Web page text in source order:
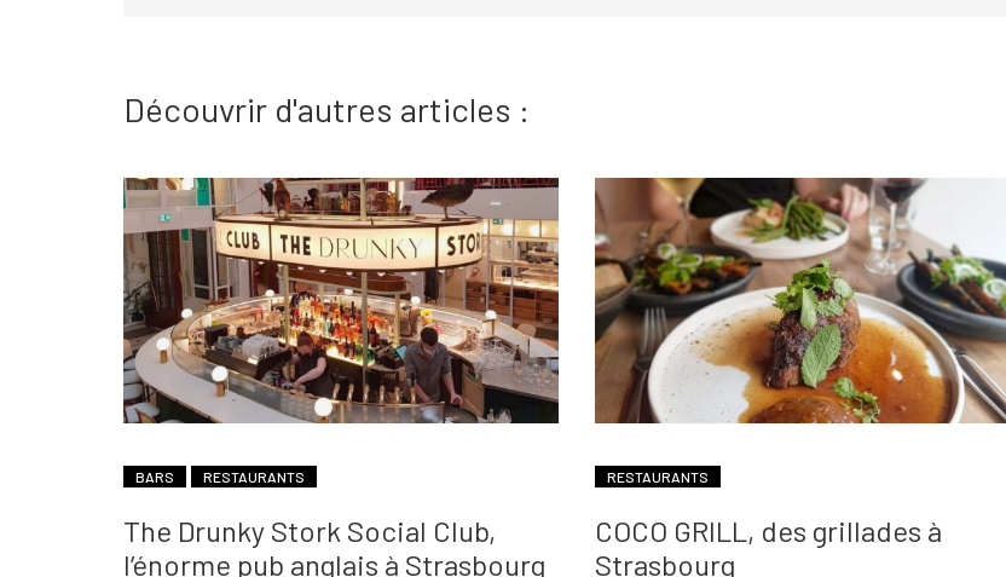
Découvrir d'autres articles :
BARS RESTAURANTS
The Drunky Stork Social Club,
l’énorme pub anglais à Strasbourg
RESTAURANTS
COCO GRILL, des grillades à
Strasbourg